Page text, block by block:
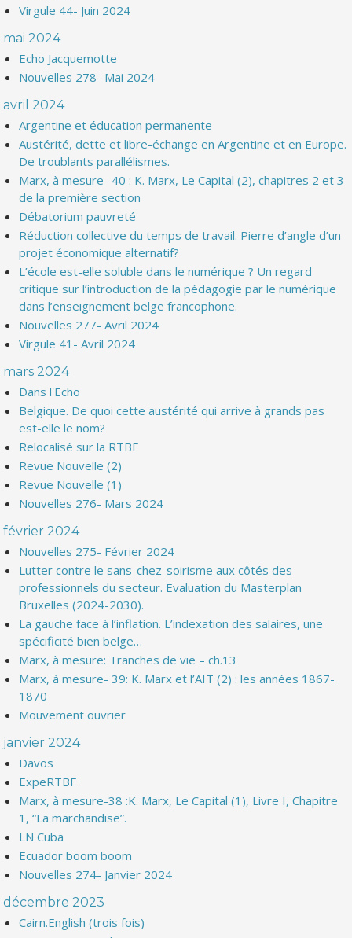
Virgule 44- Juin 2024
mai 2024
Echo Jacquemotte
Nouvelles 278- Mai 2024
avril 2024
Argentine et éducation permanente
Austérité, dette et libre-échange en Argentine et en Europe.
De troublants parallélismes.
Marx, à mesure- 40 : K. Marx, Le Capital (2), chapitres 2 et 3
de la première section
Débatorium pauvreté
Réduction collective du temps de travail. Pierre d’angle d’un
projet économique alternatif?
L’école est-elle soluble dans le numérique ? Un regard
critique sur l’introduction de la pédagogie par le numérique
dans l’enseignement belge francophone.
Nouvelles 277- Avril 2024
Virgule 41- Avril 2024
mars 2024
Dans l'Echo
Belgique. De quoi cette austérité qui arrive à grands pas
est-elle le nom?
Relocalisé sur la RTBF
Revue Nouvelle (2)
Revue Nouvelle (1)
Nouvelles 276- Mars 2024
février 2024
Nouvelles 275- Février 2024
Lutter contre le sans-chez-soirisme aux côtés des
professionnels du secteur. Evaluation du Masterplan
Bruxelles (2024-2030).
La gauche face à l’inflation. L’indexation des salaires, une
spécificité bien belge…
Marx, à mesure: Tranches de vie – ch.13
Marx, à mesure- 39: K. Marx et l’AIT (2) : les années 1867-
1870
Mouvement ouvrier
janvier 2024
Davos
ExpeRTBF
Marx, à mesure-38 :K. Marx, Le Capital (1), Livre I, Chapitre
1, “La marchandise”.
LN Cuba
Ecuador boom boom
Nouvelles 274- Janvier 2024
décembre 2023
Cairn.English (trois fois)